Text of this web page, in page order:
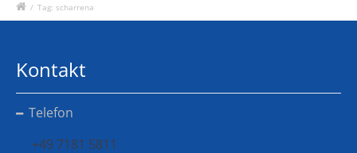
/ Tag: scharrena
Kontakt
Telefon
+49 7181 5811